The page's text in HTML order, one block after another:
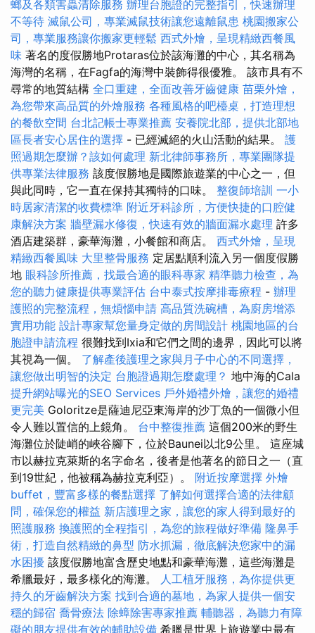
螂及各類害蟲清除服務 辦理台胞證的完整指引，快速辦理
不等待 滅鼠公司，專業滅鼠技術讓您遠離鼠患 桃園搬家公
司，專業服務讓你搬家更輕鬆 西式外燴，呈現精緻西餐風
味 著名的度假勝地Protaras位於該海灘的中心，其名稱為
海灣的名稱，在Fagfa的海灣中裝飾得很優雅。 該市具有不
尋常的地質結構 全口重建，全面改善牙齒健康 苗栗外燴，
為您帶來高品質的外燴服務 各種風格的吧檯桌，打造理想
的餐飲空間 台北記帳士專業推薦 安養院北部，提供北部地
區長者安心居住的選擇 - 已經滅絕的火山活動的結果。 護
照過期怎麼辦？該如何處理 新北律師事務所，專業團隊提
供專業法律服務 該度假勝地是國際旅遊業的中心之一，但
與此同時，它一直在保持其獨特的口味。 整復師培訓 一小
時居家清潔的收費標準 附近牙科診所，方便快捷的口腔健
康解決方案 牆壁漏水修復，快速有效的牆面漏水處理 許多
酒店建築群，豪華海灘，小餐館和商店。 西式外燴，呈現
精緻西餐風味 大里整骨服務 定居點順利流入另一個度假勝
地 眼科診所推薦，找最合適的眼科專家 精準聽力檢查，為
您的聽力健康提供專業評估 台中泰式按摩排毒療程 - 辦理
護照的完整流程，無煩惱申請 高品質洗碗槽，為廚房增添
實用功能 設計專家幫您量身定做的房間設計 桃園地區的台
胞證申請流程 很難找到Ixia和它們之間的邊界，因此可以將
其視為一個。 了解產後護理之家與月子中心的不同選擇，
讓您做出明智的決定 台胞證過期怎麼處理？ 地中海的Cala
提升網站曝光的SEO Services 戶外婚禮外燴，讓您的婚禮
更完美 Goloritze是薩迪尼亞東海岸的沙丁魚的一個微小但
令人難以置信的上鏡角。 台中整復推薦 這個200米的野生
海灘位於陡峭的峽谷腳下，位於Baunei以北9公里。 這座城
市以赫拉克萊斯的名字命名，後者是他著名的節日之一（直
到19世紀，他被稱為赫拉克利亞）。 附近按摩選擇 外燴
buffet，豐富多樣的餐點選擇 了解如何選擇合適的法律顧
問，確保您的權益 新店護理之家，讓您的家人得到最好的
照護服務 換護照的全程指引，為您的旅程做好準備 隆鼻手
術，打造自然精緻的鼻型 防水抓漏，徹底解決您家中的漏
水困擾 該度假勝地富含歷史地點和豪華海灘，這些海灘是
希臘最好，最多樣化的海灘。
人工植牙服務，為你提供更
持久的牙齒解決方案 找到合適的墓地，為家人提供一個安
穩的歸宿 喬骨療法 除蟑除害專家推薦 輔聽器，為聽力有障
礙的朋友提供有效的輔助設備 希臘是世界上旅遊業中最有